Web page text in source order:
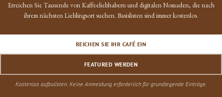
Erreichen Sie Tausende von Kaffeeliebhabern und digitalen Nomaden, die nach
ihrem nächsten Lieblingsort suchen. Basislisten sind immer kostenlos.
REICHEN SIE IHR CAFÉ EIN
FEATURED WERDEN
Kostenlos aufzulisten. Keine Anmeldung erforderlich für grundlegende Einträge.